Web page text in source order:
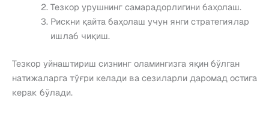
Тезкор урушнинг самарадорлигини баҳолаш.
Рискни қайта баҳолаш учун янги стратегиялар
ишлаб чиқиш.
Тезкор уйнаштириш сизнинг оламингизга яқин бўлган
натижаларга тўғри келади ва сезиларли даромад остига
керак бўлади.